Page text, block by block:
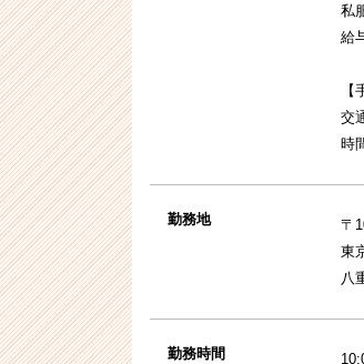
私
給
【
交
時
勤務地
〒
東
八
勤務時間